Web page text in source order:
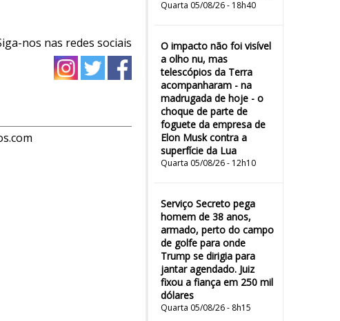
Quarta 05/08/26 - 18h40
O impacto não foi visível
a olho nu, mas
telescópios da Terra
acompanharam - na
madrugada de hoje - o
choque de parte de
foguete da empresa de
Elon Musk contra a
superfície da Lua
Quarta 05/08/26 - 12h10
Serviço Secreto pega
homem de 38 anos,
armado, perto do campo
de golfe para onde
Trump se dirigia para
jantar agendado. Juiz
fixou a fiança em 250 mil
dólares
Quarta 05/08/26 - 8h15
nos nas redes sociais